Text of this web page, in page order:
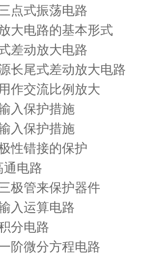
感三点式振荡
放大电路的基
尾式差动放大
源长尾式差动放
放用作交流比
相输入保护
相输入保护
源极性错接的
RC高通
用三极管来保护
动输入运算
分电路
阶微分方程电路